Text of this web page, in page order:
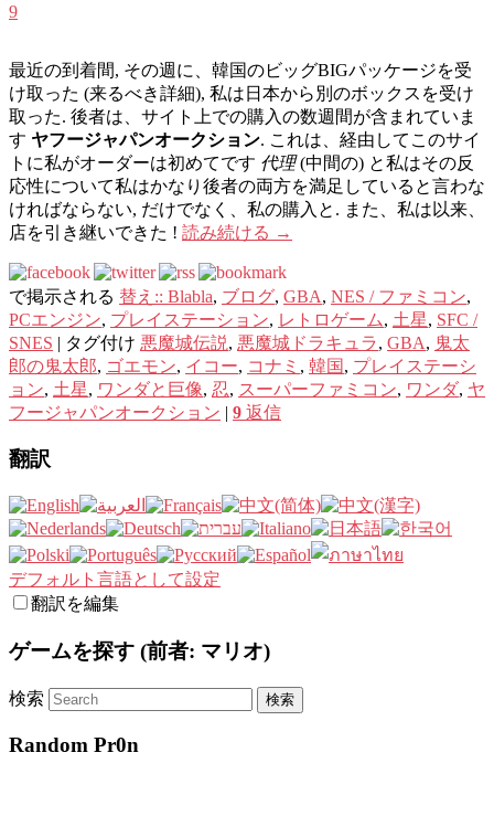
9
最近の到着間, その週に、韓国のビッグBIGパッケージを受
け取った (来るべき詳細), 私は日本から別のボックスを受け
取った. 後者は、サイト上での購入の数週間が含まれていま
す ヤフージャパンオークション. これは、経由してこのサイ
トに私がオーダーは初めてです 代理(中間の) と私はその反
応性について私はかなり後者の両方を満足していると言わな
ければならない, だけでなく、私の購入と. また、私は以来、
店を引き継いできた ! 読み続ける →
で掲示される 替え:: Blabla, ブログ, GBA, NES / ファミコン,
PCエンジン, プレイステーション, レトロゲーム, 土星, SFC /
SNES | タグ付け 悪魔城伝説, 悪魔城ドラキュラ, GBA, 鬼太
郎の鬼太郎, ゴエモン, イコー, コナミ , 韓国 , プレイステーシ
ョン, 土星, ワンダと巨像, 忍, スーパーファミコン, ワンダ, ヤ
フージャパンオークション | 9 返信
翻訳
デフォルト言語として設定
翻訳を編集
ゲームを探す (前者: マリオ)
検索
Random Pr0n